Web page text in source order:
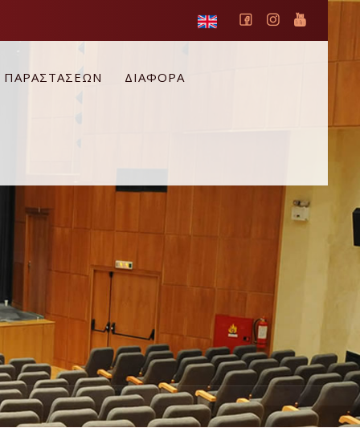
ΠΑΡΑΣΤΑΣΕΩΝ ΔΙΑΦΟΡΑ